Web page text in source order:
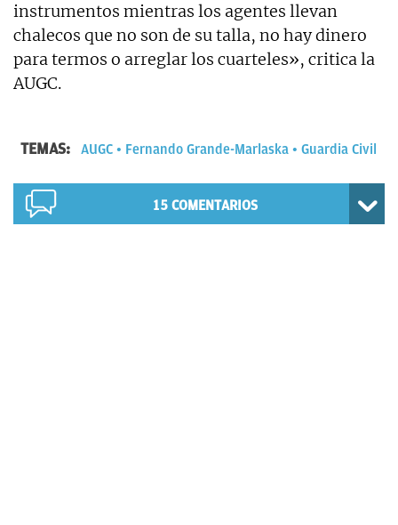
instrumentos mientras los agentes llevan
chalecos que no son de su talla, no hay dinero
para termos o arreglar los cuarteles», critica la
AUGC.
TEMAS: AUGC Fernando Grande-Marlaska Guardia Civil
15 COMENTARIOS